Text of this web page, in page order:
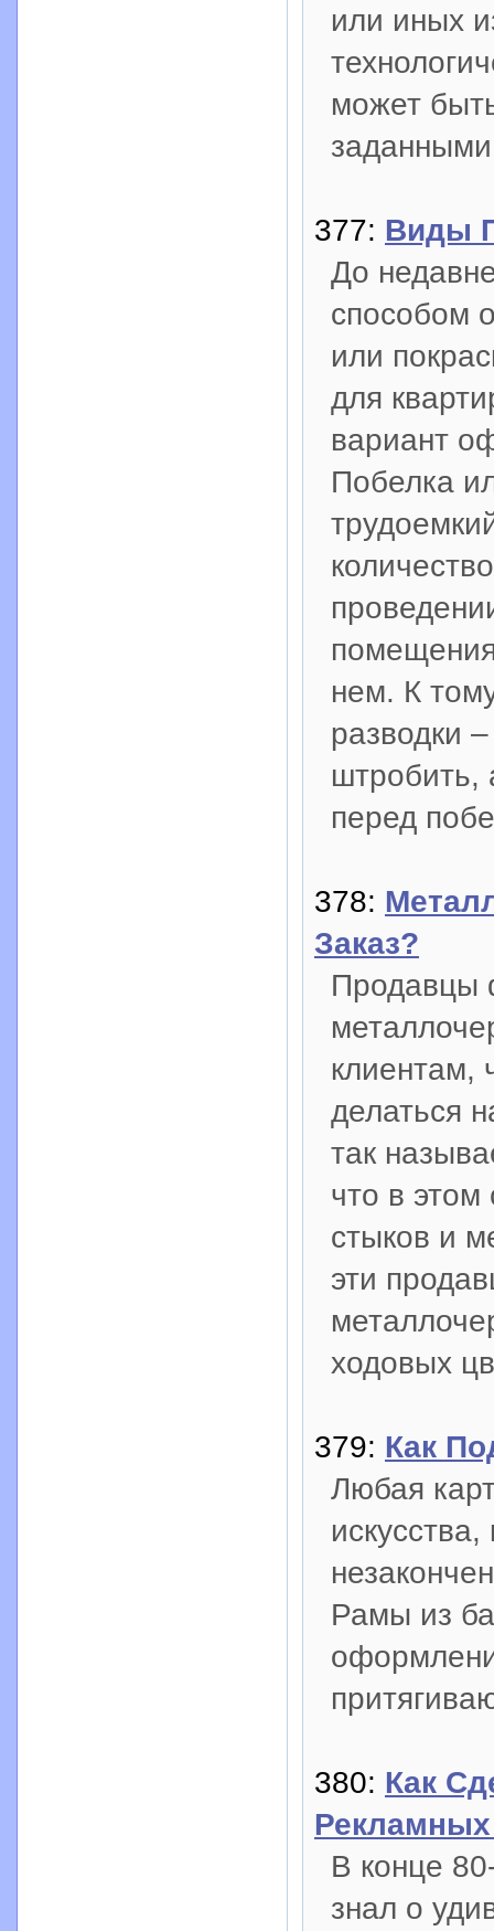
или иных
может
377: Виды
До
способом
или
для
вариант
Побелка
нем. К
разводки
штробить,
перед
378:
Заказ?
Продавцы
клиентам,
делаться
так
что в
стыков и
эти
ходовых
379: Как
Любая
Рамы из
380: Как
В конце
знал о